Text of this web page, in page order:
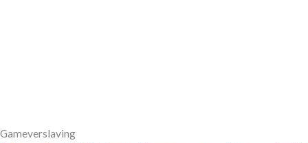
Gameverslaving